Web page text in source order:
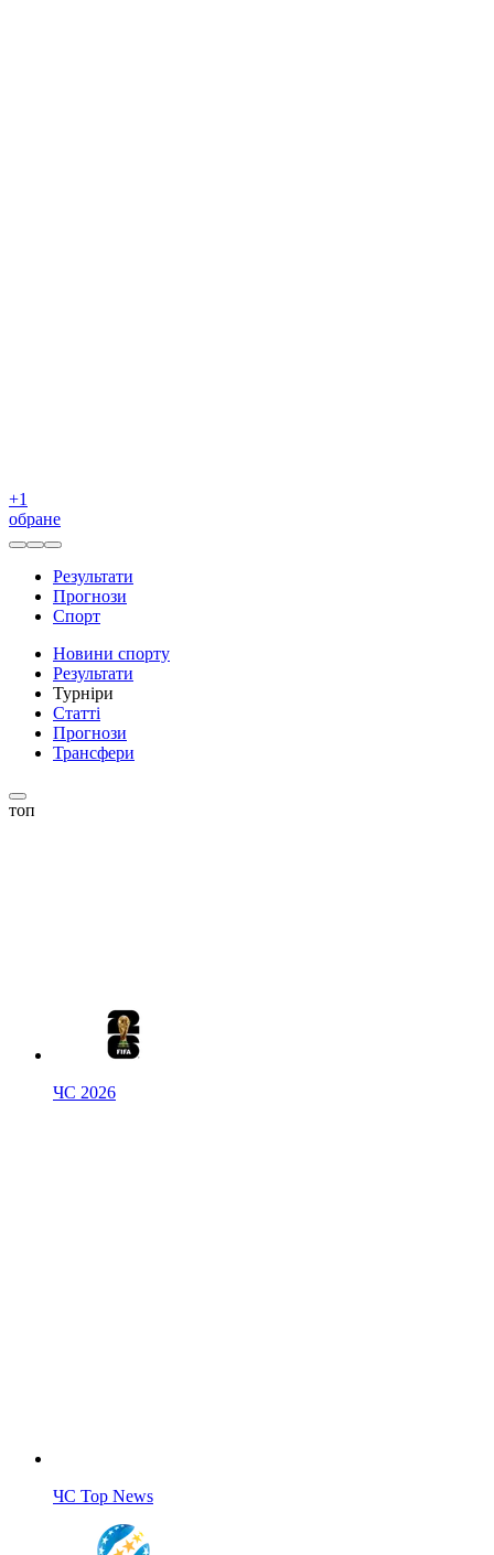
+1
обране
Результати
Прогнози
Спорт
Новини спорту
Результати
Турніри
Статті
Прогнози
Трансфери
топ
ЧС 2026
ЧС Top News